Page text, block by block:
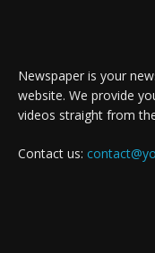
Newspaper is your
website. We provide
videos straight from
Contact us: